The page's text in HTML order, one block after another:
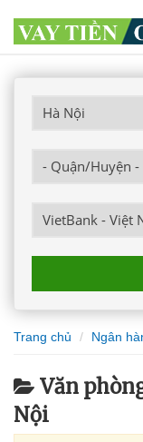
Trang chủ Ngân
Văn
Nội